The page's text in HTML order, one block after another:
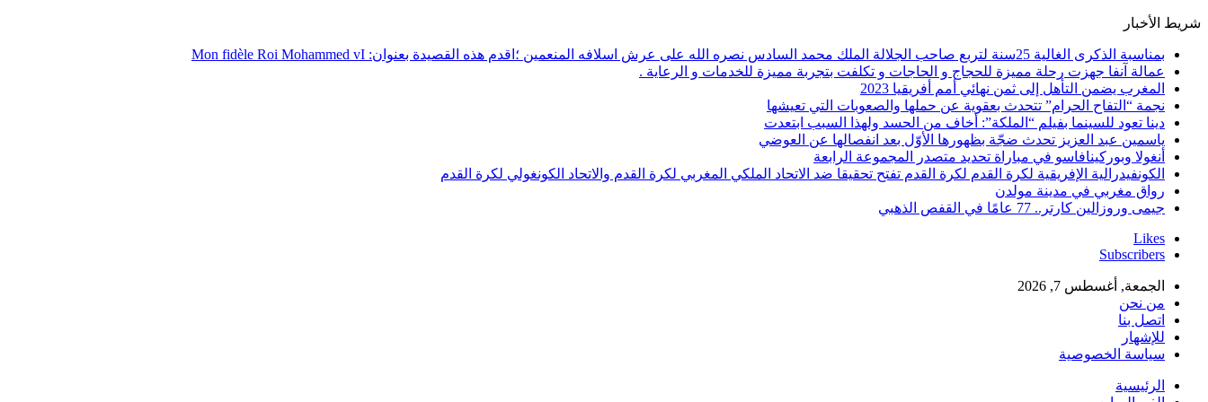
شريط الأخبار
بمناسبة الذكرى الغالية 25سنة لتربع صاحب الجلالة الملك محمد السادس نصره الله على عرش اسلافه المنعمين ؛اقدم هذه القصيدة بعنوان: Mon fidèle Roi Mohammed vI
عمالة آنفا جهزت رحلة مميزة للحجاج و الحاجات و تكلفت بتجربة مميزة للخدمات و الرعاية .
المغرب يضمن التأهل إلى ثمن نهائي أمم أفريقيا 2023
نجمة “التفاح الحرام” تتحدث بعقوية عن حملها والصعوبات التي تعيشها
دينا تعود للسينما بفيلم “الملكة”: أخاف من الحسد ولهذا السبب ابتعدت
ياسمين عبد العزيز تحدث ضجّة بظهورها الأوّل بعد انفصالها عن العوضي
أنغولا وبوركينافاسو في مباراة تحديد متصدر المجموعة الرابعة
الكونفيدرالية الإفريقية لكرة القدم لكرة القدم تفتح تحقيقا ضد الاتحاد الملكي المغربي لكرة القدم والاتحاد الكونغولي لكرة القدم
رواق مغربي في مدينة مولدن
جيمى وروزالين كارتر.. 77 عامًا في القفص الذهبي
Likes
Subscribers
الجمعة, أغسطس 7, 2026
من نحن
اتصل بنا
للإشهار
سياسة الخصوصية
الرئيسية